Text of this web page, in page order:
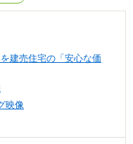
建売住宅の「安心な価
映像